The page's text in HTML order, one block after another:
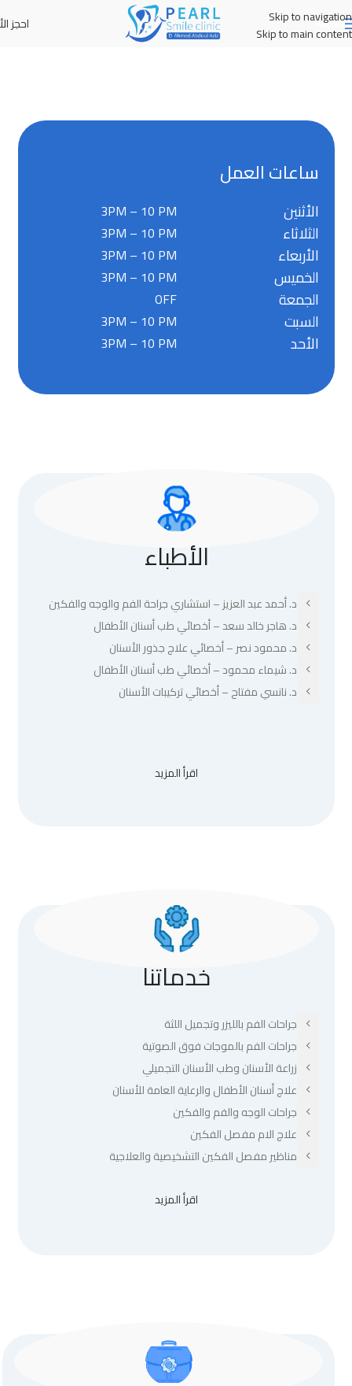
Skip to navigation
Skip to main content
MENU احجز
ساعات العمل
3PM – 10 PM الأثنين
3PM – 10 PM الثلاثاء
3PM – 10 PM الأربعاء
3PM – 10 PM الخميس
OFF الجمعة
3PM – 10 PM السبت
3PM – 10 PM الأحد
الأطباء
د. أحمد عبد العزيز – استشاري جراحة الفم والوجه والفكين
د. هاجر خالد سعد – أخصائي طب أسنان الأطفال
د. محمود نصر – أخصائي علاج جذور الأسنان
د. شيماء محمود – أخصائي طب أسنان الأطفال
د. نانسي مفتاح – أخصائي تركيبات الأسنان
اقرأ المزيد
خدماتنا
جراحات الفم بالليزر وتجميل اللثة
جراحات الفم بالموجات فوق الصوتية
زراعة الأسنان وطب الأسنان التجميلي
علاج أسنان الأطفال والرعاية العامة للأسنان
جراحات الوجه والفم والفكين
علاج الام مفصل الفكين
مناظير مفصل الفكين التشخيصية والعلاجية
اقرأ المزيد